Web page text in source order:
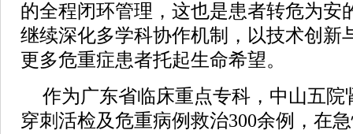
的全程闭环管理，这也是患者转危为安
继续深化多学科协作机制，以技术创新
更多危重症患者托起生命希望。
作为广东省临床重点专科，中山五
穿刺活检及危重病例救治300余例，在